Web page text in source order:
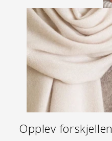
Opplev forskjellen